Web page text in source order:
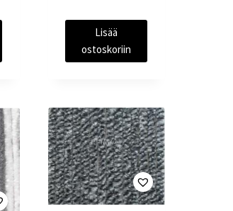
Lisää
ostoskoriin